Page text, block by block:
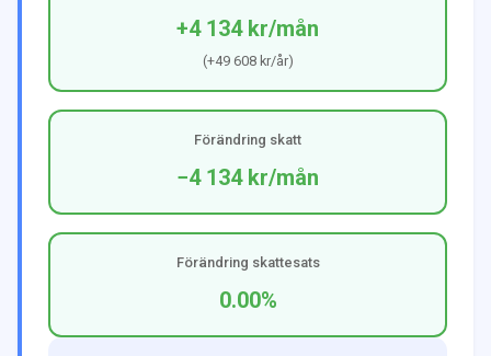
+4 134 kr/mån
(+49 608 kr/år)
Förändring skatt
−4 134 kr/mån
Förändring skattesats
0.00%